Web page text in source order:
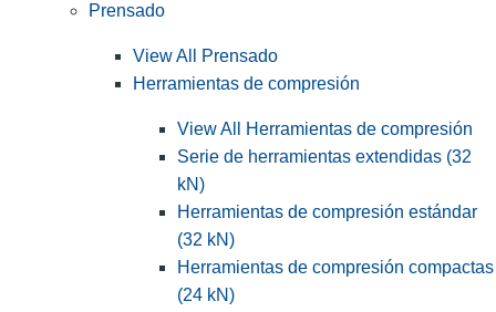
Prensado
View All Prensado
Herramientas de compresión
View All Herramientas de compresión
Serie de herramientas extendidas (32
kN)
Herramientas de compresión estándar
(32 kN)
Herramientas de compresión compactas
(24 kN)